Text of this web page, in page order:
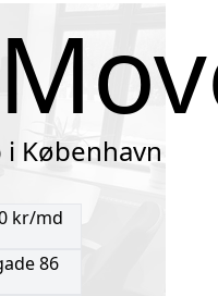
København
kr/md
86